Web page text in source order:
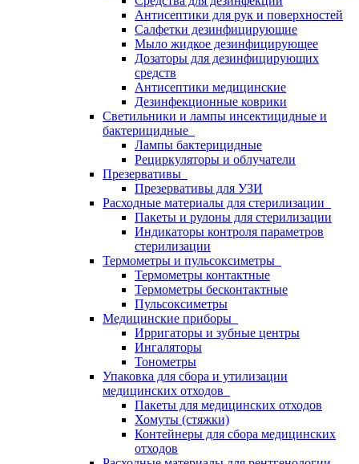
Антисептики для рук и поверхностей
Салфетки дезинфицирующие
Мыло жидкое дезинфицирующее
Дозаторы для дезинфицирующих
средств
Антисептики медицинские
Дезинфекционные коврики
Светильники и лампы инсектицидные и
бактерицидные
Лампы бактерицидные
Рециркуляторы и облучатели
Презервативы
Презервативы для УЗИ
Расходные материалы для стерилизации
Пакеты и рулоны для стерилизации
Индикаторы контроля параметров
стерилизации
Термометры и пульсоксиметры
Термометры контактные
Термометры бесконтактные
Пульсоксиметры
Медицинские приборы
Ирригаторы и зубные центры
Ингаляторы
Тонометры
Упаковка для сбора и утилизации
медицинских отходов
Пакеты для медицинских отходов
Хомуты (стяжки)
Контейнеры для сбора медицинских
отходов